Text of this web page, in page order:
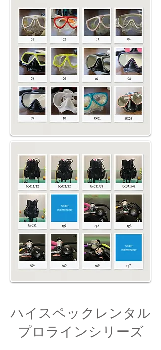
ハイスペックレンタル
プロラインシリーズ